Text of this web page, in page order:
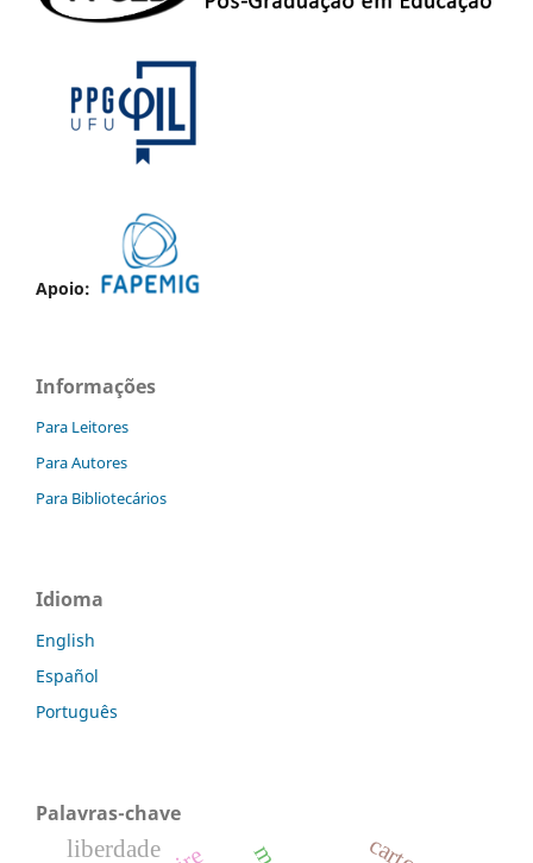
Apoio:
Informações
Para Leitores
Para Autores
Para Bibliotecários
Idioma
English
Español
Português
Palavras-chave
liberdade